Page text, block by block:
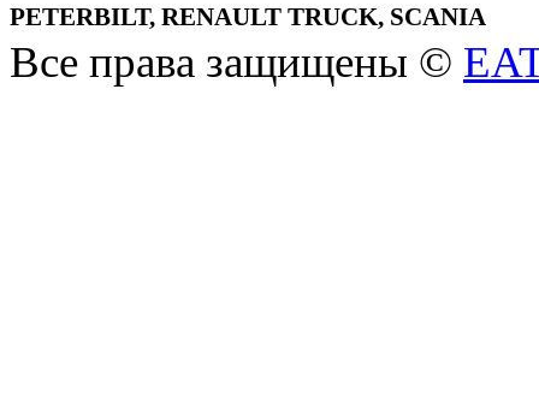
PETERBILT, RENAULT TRUCK, SCANIA
Все права защищены ©